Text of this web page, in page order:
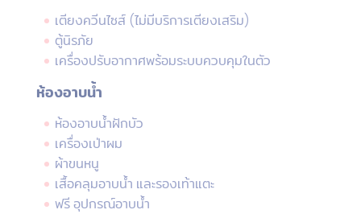
เตียงควีนไซส์ (ไม่มีบริการเตียงเสริม)
ตู้นิรภัย
เครื่องปรับอากาศพร้อมระบบควบคุมในตัว
ห้องอาบน้ำ
ห้องอาบน้ำฝักบัว
เครื่องเป่าผม
ผ้าขนหนู
เสื้อคลุมอาบน้ำ และรองเท้าแตะ
ฟรี อุปกรณ์อาบน้ำ